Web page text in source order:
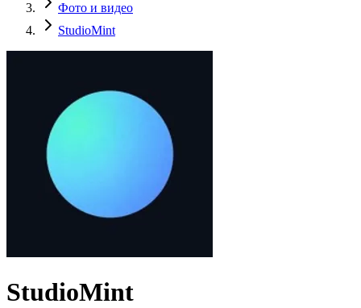
Фото и видео
StudioMint
StudioMint